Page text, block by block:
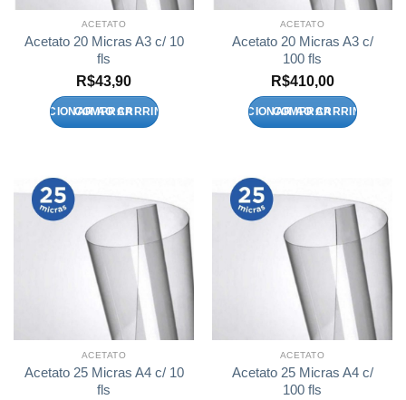
ACETATO
Acetato 20 Micras A3 c/ 10
fls
R$43,90
ADICIONAR AO CARRINHO
ACETATO
Acetato 20 Micras A3 c/
100 fls
R$410,00
ADICIONAR AO CARRINHO
ACETATO
Acetato 25 Micras A4 c/ 10
fls
ACETATO
Acetato 25 Micras A4 c/
100 fls